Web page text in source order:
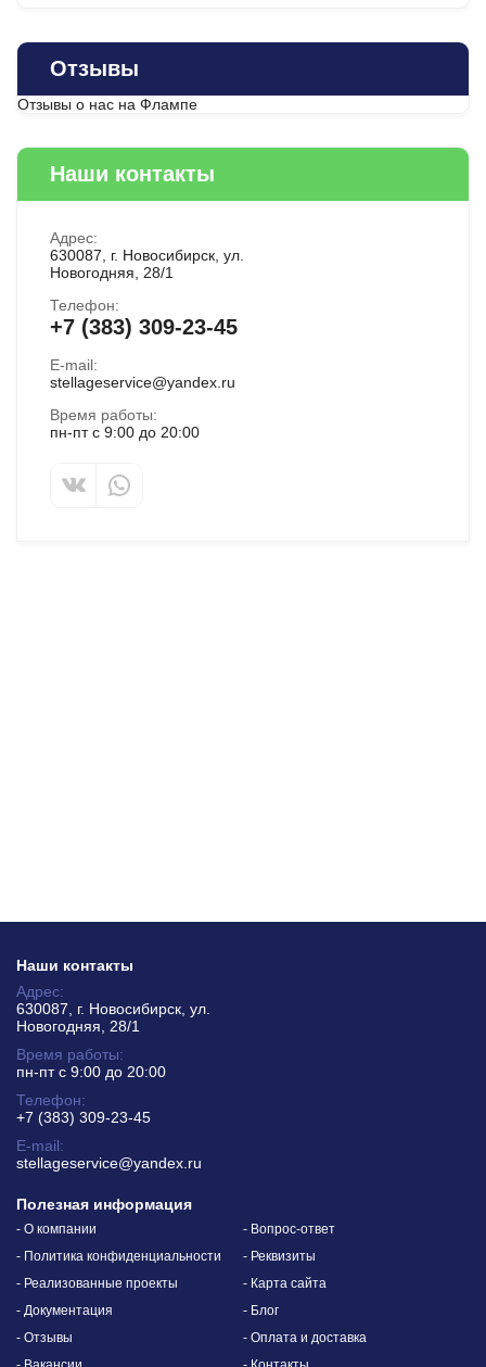
Отзывы
Отзывы о нас на Флампе
Наши контакты
Адрес:
630087, г. Новосибирск, ул.
Новогодняя, 28/1
Телефон:
+7 (383) 309-23-45
E-mail:
stellageservice@yandex.ru
Время работы:
пн-пт с 9:00 до 20:00
Наши контакты
Адрес:
630087, г. Новосибирск, ул.
Новогодняя, 28/1
Время работы:
пн-пт с 9:00 до 20:00
Телефон:
+7 (383) 309-23-45
E-mail:
stellageservice@yandex.ru
Полезная информация
- О компании
- Вопрос-ответ
- Политика конфиденциальности
- Реквизиты
- Реализованные проекты
- Карта сайта
- Документация
- Блог
- Отзывы
- Оплата и доставка